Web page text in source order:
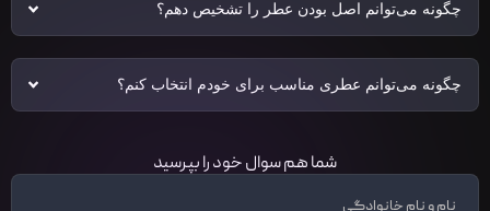
چگونه می‌توانم اصل بودن عطر را تشخیص دهم؟
چگونه می‌توانم عطری مناسب برای خودم انتخاب کنم؟
شما هم سوال خود را بپرسید